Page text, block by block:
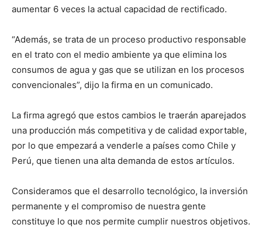
aumentar 6 veces la actual capacidad de rectificado.
“Además, se trata de un proceso productivo responsable
en el trato con el medio ambiente ya que elimina los
consumos de agua y gas que se utilizan en los procesos
convencionales”, dijo la firma en un comunicado.
La firma agregó que estos cambios le traerán aparejados
una producción más competitiva y de calidad exportable,
por lo que empezará a venderle a países como Chile y
Perú, que tienen una alta demanda de estos artículos.
Consideramos que el desarrollo tecnológico, la inversión
permanente y el compromiso de nuestra gente
constituye lo que nos permite cumplir nuestros objetivos.